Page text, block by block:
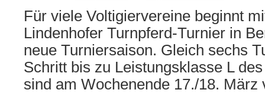
Für viele Voltigiervereine beginnt
Lindenhofer Turnpferd-Turnier in
neue Turniersaison. Gleich sechs
Schritt bis zu Leistungsklasse L
sind am Wochenende 17./18. März